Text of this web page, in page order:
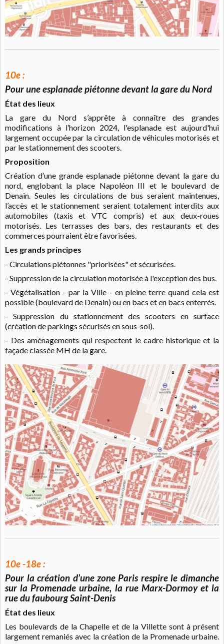
10e :
Pour une esplanade piétonne devant la gare du Nord
État des lieux
La gare du Nord s’apprête à connaître des grandes
modifications à l’horizon 2024, l'esplanade est aujourd'hui
largement occupée par la circulation de véhicules motorisés et
par le stationnement des scooters.
Proposition
Création d’une grande esplanade piétonne devant la gare du
nord, englobant la place Napoléon III et le boulevard de
Denain. Seules les circulations de bus seraient maintenues,
l’accès et le stationnement seraient totalement interdits aux
automobiles (taxis et VTC compris) et aux deux-roues
motorisés. Les terrasses des bars, des restaurants et des
commerces pourraient être favorisées.
Les grands principes
- Circulations piétonnes "priorisées" et sécurisées.
- Suppression de la circulation motorisée à l'exception des bus.
- Végétalisation - par la Ville - en pleine terre quand cela est
possible (boulevard de Denain) ou en bacs et en bacs enterrés.
- Suppression du stationnement des scooters en surface
(création de parkings sécurisés en sous-sol).
- Des aménagements qui respectent le cadre historique et la
façade classée MH de la gare.
10e -18e :
Pour la création d’une zone Paris respire le dimanche
sur la Promenade urbaine, la rue Marx-Dormoy et la
rue du faubourg Saint-Denis
État des lieux
Les boulevards de la Chapelle et de la Villette sont à présent
largement remaniés avec la création de la Promenade urbaine.